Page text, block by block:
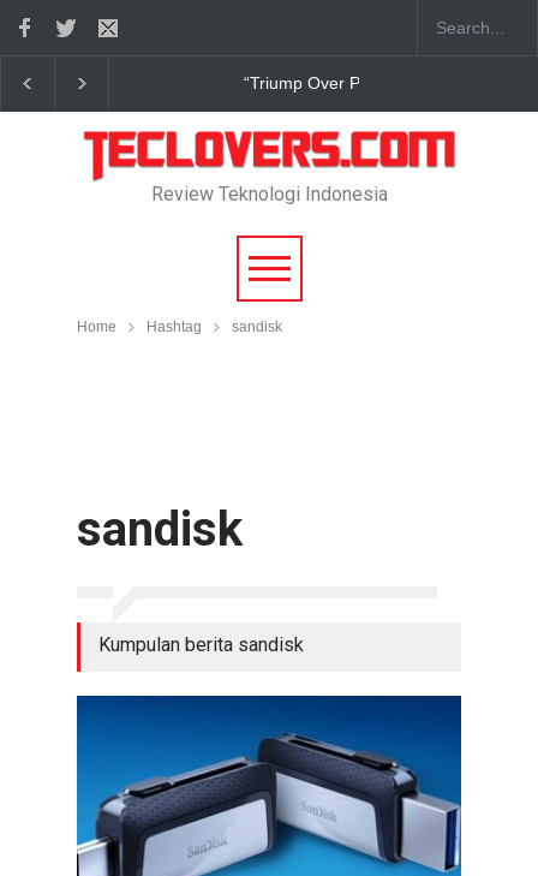
True Digital Plus janji dukung pengembang game
Review Teknologi Indonesia
Home Hashtag sandisk
sandisk
Kumpulan berita sandisk